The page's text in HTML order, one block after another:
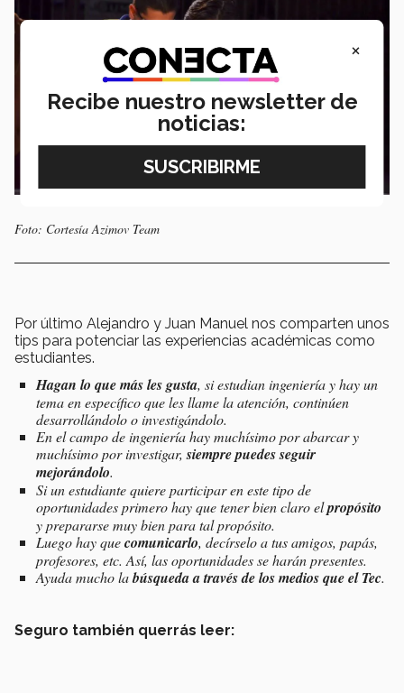
Foto: Cortesía Azimov Team
Por último Alejandro y Juan Manuel nos comparten unos
tips para potenciar las experiencias académicas como
estudiantes.
Hagan lo que más les gusta, si estudian ingeniería y hay un
tema en específico que les llame la atención, continúen
desarrollándolo o investigándolo.
En el campo de ingeniería hay muchísimo por abarcar y
muchísimo por investigar,siempre puedes seguir
mejorándolo.
Si un estudiante quiere participar en este tipo de
oportunidades primero hay que tener bien claro elpropósito
y prepararse muy bien para tal propósito.
Luego hay quecomunicarlo, decírselo a tus amigos, papás,
profesores, etc. Así, las oportunidades se harán presentes.
Ayuda mucho labúsqueda a través de los medios que el Tec.
Seguro también querrás leer:
×
Recibe nuestro newsletter de
noticias: